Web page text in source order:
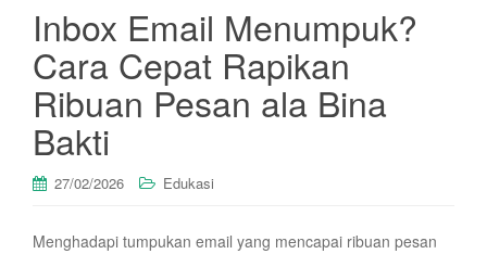
Inbox Email Menumpuk?
Cara Cepat Rapikan
Ribuan Pesan ala Bina
Bakti
27/02/2026 Edukasi
Menghadapi tumpukan email yang mencapai ribuan pesan